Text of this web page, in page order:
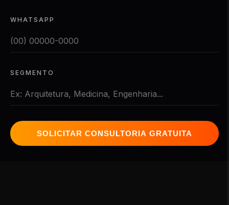
WHATSAPP
SEGMENTO
SOLICITAR CONSULTORIA GRATUITA